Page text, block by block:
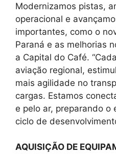
Modernizamos pistas,
operacional e
importantes, como o
Paraná e as melhorias
a Capital do Café.
aviação regional,
mais agilidade no
cargas. Estamos
e pelo ar, preparando o
ciclo de
AQUISIÇÃO DE